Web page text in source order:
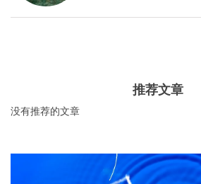
街景中诱人的复古建筑中，
推荐文章
没有推荐的文章